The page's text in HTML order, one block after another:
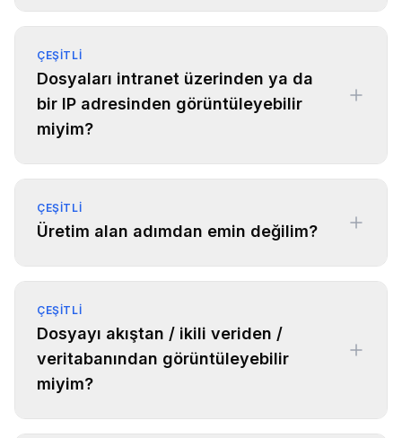
ÇEŞITLI
Dosyaları intranet üzerinden ya da
bir IP adresinden görüntüleyebilir
miyim?
ÇEŞITLI
Üretim alan adımdan emin değilim?
ÇEŞITLI
Dosyayı akıştan / ikili veriden /
veritabanından görüntüleyebilir
miyim?